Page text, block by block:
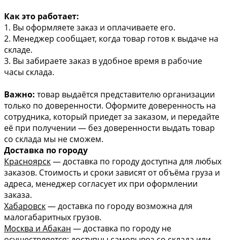
Как это работает:
1. Вы оформляете заказ и оплачиваете его.
2. Менеджер сообщает, когда товар готов к выдаче на
складе.
3. Вы забираете заказ в удобное время в рабочие
часы склада.
Важно: товар выдаётся представителю организации
только по доверенности. Оформите доверенность на
сотрудника, который приедет за заказом, и передайте
её при получении — без доверенности выдать товар
со склада мы не сможем.
Доставка по городу
Красноярск— доставка по городу доступна для любых
заказов. Стоимость и сроки зависят от объёма груза и
адреса, менеджер согласует их при оформлении
заказа.
Хабаровск— доставка по городу возможна для
малогабаритных грузов.
Москва и Абакан — доставка по городу не